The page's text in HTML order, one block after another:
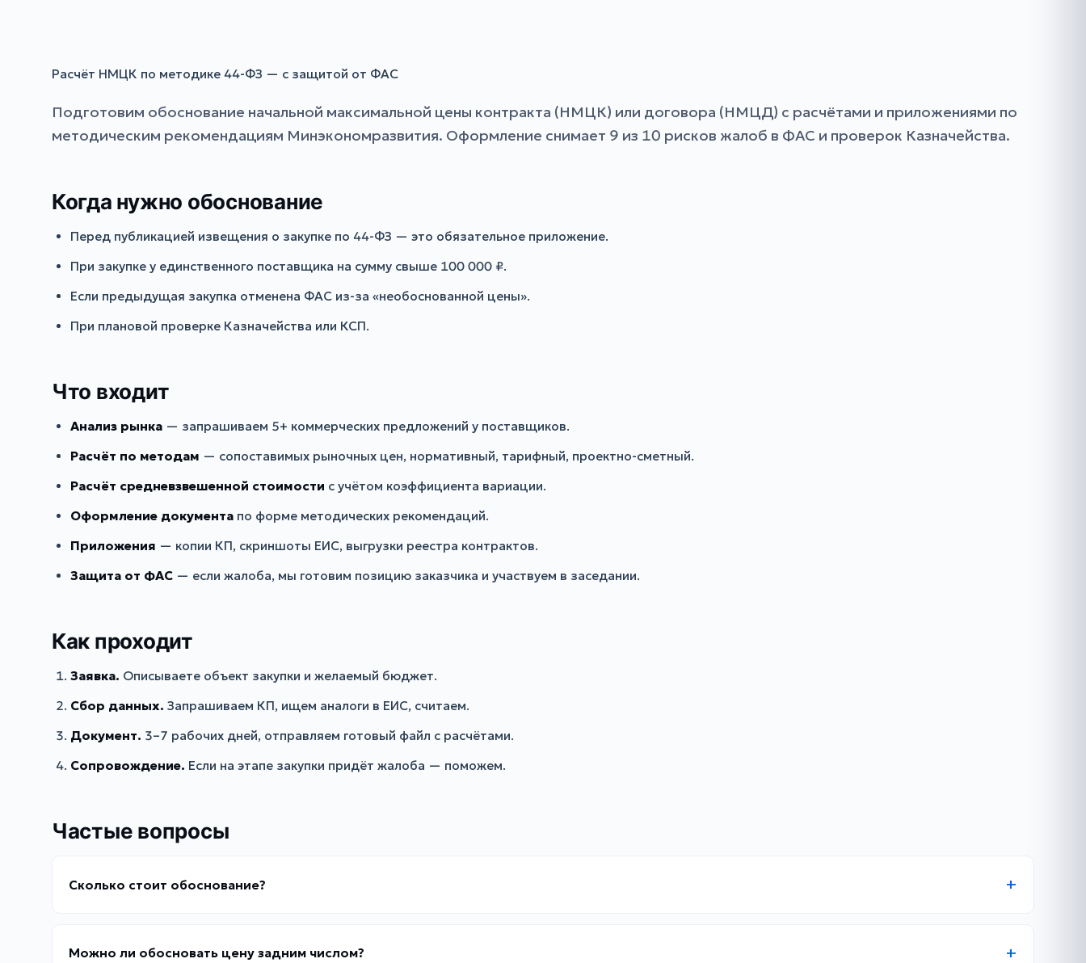
Расчёт НМЦК по методике 44-ФЗ — с защитой от ФАС
Подготовим обоснование начальной максимальной цены контракта (НМЦК) или договора (НМЦД) с расчётами и приложениями по
методическим рекомендациям Минэкономразвития. Оформление снимает 9 из 10 рисков жалоб в ФАС и проверок Казначейства.
Когда нужно обоснование
Перед публикацией извещения о закупке по 44-ФЗ — это обязательное приложение.
При закупке у единственного поставщика на сумму свыше 100 000 ₽.
Если предыдущая закупка отменена ФАС из-за «необоснованной цены».
При плановой проверке Казначейства или КСП.
Что входит
Анализ рынка — запрашиваем 5+ коммерческих предложений у поставщиков.
Расчёт по методам — сопоставимых рыночных цен, нормативный, тарифный, проектно-сметный.
Расчёт средневзвешенной стоимости с учётом коэффициента вариации.
Оформление документа по форме методических рекомендаций.
Приложения — копии КП, скриншоты ЕИС, выгрузки реестра контрактов.
Защита от ФАС — если жалоба, мы готовим позицию заказчика и участвуем в заседании.
Как проходит
Заявка. Описываете объект закупки и желаемый бюджет.
Сбор данных. Запрашиваем КП, ищем аналоги в ЕИС, считаем.
Документ. 3–7 рабочих дней, отправляем готовый файл с расчётами.
Сопровождение. Если на этапе закупки придёт жалоба — поможем.
Частые вопросы
Сколько стоит обоснование?
Можно ли обосновать цену задним числом?